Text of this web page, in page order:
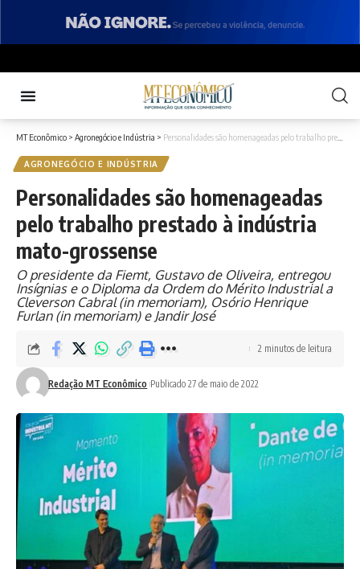
MT Econômico > Agronegócio e Indústria > Personalidades são homenageadas pelo trabalho prestado à indústria mato-grossense
AGRONEGÓCIO E INDÚSTRIA
Personalidades são homenageadas
pelo trabalho prestado à indústria
mato-grossense
O presidente da Fiemt, Gustavo de Oliveira, entregou
Insígnias e o Diploma da Ordem do Mérito Industrial a
Cleverson Cabral (in memoriam), Osório Henrique
Furlan (in memoriam) e Jandir José
Redação MT Econômico Publicado 27 de maio de 2022
2 minutos de leitura